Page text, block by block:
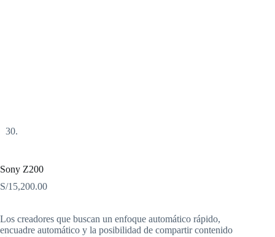
Sony Z200
S/15,200.00
Los creadores que buscan un enfoque automático rápido,
encuadre automático y la posibilidad de compartir contenido